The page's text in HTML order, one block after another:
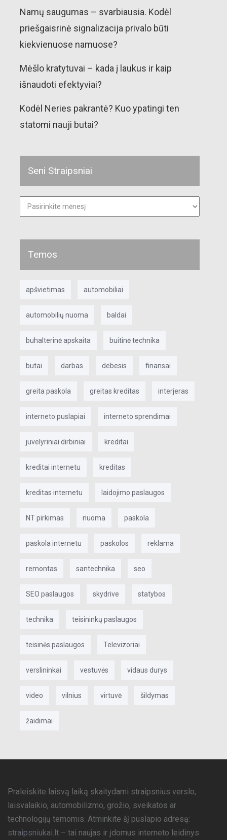
Namų saugumas – svarbiausia. Kodėl
priešgaisrinė signalizacija privalo būti
kiekvienuose namuose?
Mėšlo kratytuvai – kada į laukus ir kaip
išnaudoti efektyviai?
Kodėl Neries pakrantė? Kuo ypatingi ten
statomi nauji butai?
Seni Straipsniai
Seni
straipsniai
Temos
apšvietimas automobiliai
automobilių nuoma baldai
buhalterinė apskaita buitinė technika
butai darbas debesis finansai
greita paskola greitas kreditas interjeras
interneto puslapiai interneto sprendimai
juvelyriniai dirbiniai kreditai
kreditai internetu kreditas
kreditas internetu laidojimo paslaugos
NT pirkimas nuoma paskola
paskola internetu paskolos reklama
remontas santechnika seo
SEO paslaugos skydrive statybos
technika teisininkų paslaugos
teisinės paslaugos Televizoriai
verslininkai vestuvės vidaus durys
video vilnius virtuvė šildymas
žaidimai
Praleiskite laisvą laiką skaitydami straipsnius verslo,
laisvalaikio, automobilizmo, grožio, sveikatos ar
technologijų temomis. Atminkite šį puslapio adresą:
straipsniukai.lt – tai naujas ir įdomus interneto leidinys